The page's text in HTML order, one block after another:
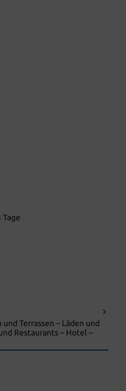
Wert ein oder benutze die
Terrassen – Läden und
Restaurants – Hotel –